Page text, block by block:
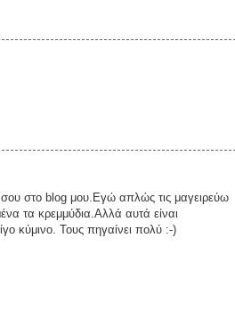
στο blog μου.Εγώ απλώς τις μαγειρεύω
τα κρεμμύδια.Αλλά αυτά είναι
κύμινο. Τους πηγαίνει πολύ :-)